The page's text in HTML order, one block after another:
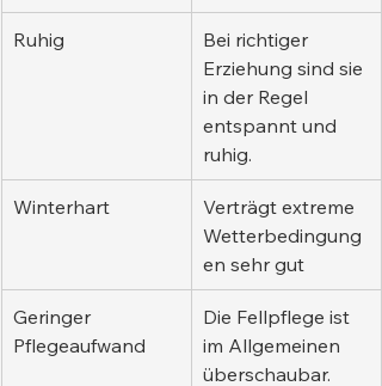
Ruhig
Bei richtiger
Erziehung sind sie
in der Regel
entspannt und
ruhig.
Winterhart
Verträgt extreme
Wetterbedingung
en sehr gut
Geringer
Pflegeaufwand
Die Fellpflege ist
im Allgemeinen
überschaubar.